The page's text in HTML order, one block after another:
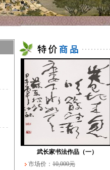
武长家书法作品（一）
市场价： 10,000元